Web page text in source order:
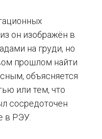
он изображён в
на груди, но
прошлом найти
объясняется
или тем, что
сосредоточен
в РЭУ.